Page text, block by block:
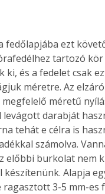
ezt
tartozó
és a fedelet csak
méretre. Az
méretű
darabját
tehát e célra is
számolva.
előbbi burkolat nem
Alapja
3-5 mm-es